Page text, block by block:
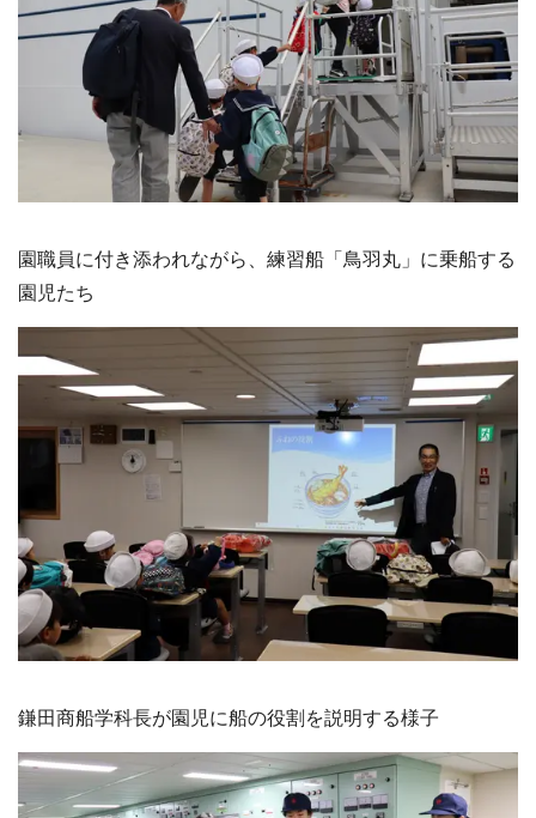
園職員に付き添われながら、練習船「鳥羽丸」に乗船する
園児たち
鎌田商船学科長が園児に船の役割を説明する様子